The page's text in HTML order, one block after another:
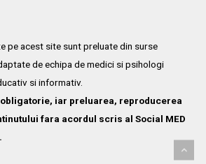
pe acest site sunt preluate din surse
de echipa de medici si psihologi
si informativ.
iar preluarea, reproducerea
fara acordul scris al Social MED